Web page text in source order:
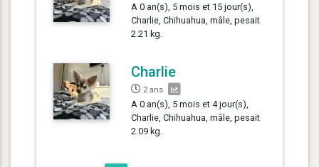
A 0 an(s), 5 mois et 15 jour(s),
Charlie, Chihuahua, mâle, pesait
2.21 kg.
Charlie
2 ans
A 0 an(s), 5 mois et 4 jour(s),
Charlie, Chihuahua, mâle, pesait
2.09 kg.